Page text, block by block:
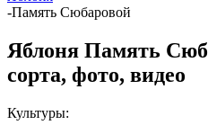
-Память Сюбаровой
Яблоня Память
сорта, фото, видео
Культуры: